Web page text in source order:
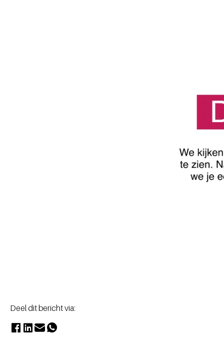
Deel dit bericht via: